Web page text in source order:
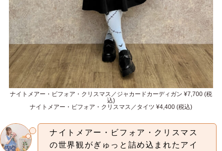
ナイトメアー・ビフォア・クリスマス／ジャカードカーディガン ¥7,700 (税
込)
ナイトメアー・ビフォア・クリスマス／タイツ ¥4,400 (税込)
ナイトメアー・ビフォア・クリスマス
の世界観がぎゅっと詰め込まれたアイ